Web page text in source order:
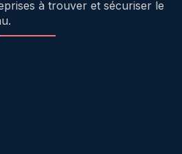
à trouver et sécuriser le